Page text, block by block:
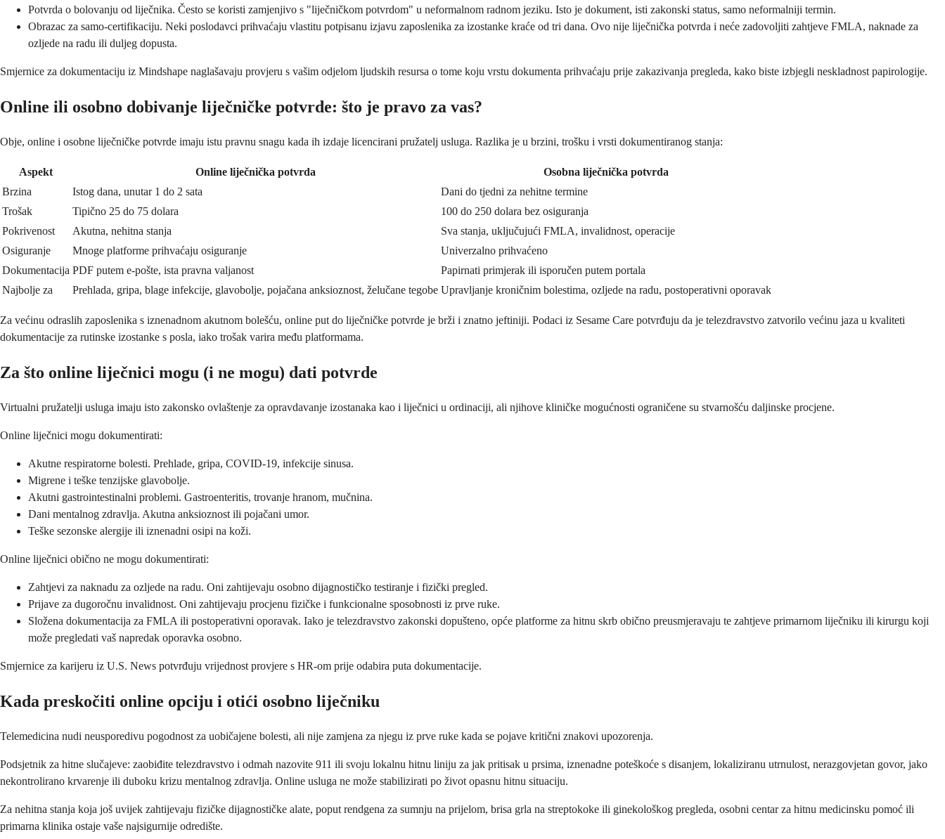
Potvrda o bolovanju od liječnika. Često se koristi zamjenjivo s "liječničkom potvrdom" u neformalnom radnom jeziku. Isto je dokument, isti zakonski status, samo neformalniji termin.
Obrazac za samo-certifikaciju. Neki poslodavci prihvaćaju vlastitu potpisanu izjavu zaposlenika za izostanke kraće od tri dana. Ovo nije liječnička potvrda i neće zadovoljiti zahtjeve FMLA, naknade za
ozljede na radu ili duljeg dopusta.
Smjernice za dokumentaciju iz Mindshape naglašavaju provjeru s vašim odjelom ljudskih resursa o tome koju vrstu dokumenta prihvaćaju prije zakazivanja pregleda, kako biste izbjegli neskladnost papirologije.
Online ili osobno dobivanje liječničke potvrde: što je pravo za vas?
Obje, online i osobne liječničke potvrde imaju istu pravnu snagu kada ih izdaje licencirani pružatelj usluga. Razlika je u brzini, trošku i vrsti dokumentiranog stanja:
Aspekt Online liječnička potvrda
Osobna liječnička potvrda
Brzina
Istog dana, unutar 1 do 2 sata
Dani do tjedni za nehitne termine
Trošak
Tipično 25 do 75 dolara
100 do 250 dolara bez osiguranja
Pokrivenost
Akutna, nehitna stanja
Sva stanja, uključujući FMLA, invalidnost, operacije
Osiguranje
Mnoge platforme prihvaćaju osiguranje
Univerzalno prihvaćeno
Dokumentacija PDF putem e-pošte, ista pravna valjanost
Papirnati primjerak ili isporučen putem portala
Najbolje za
Prehlada, gripa, blage infekcije, glavobolje, pojačana anksioznost, želučane tegobe Upravljanje kroničnim bolestima, ozljede na radu, postoperativni oporavak
Za većinu odraslih zaposlenika s iznenadnom akutnom bolešću, online put do liječničke potvrde je brži i znatno jeftiniji. Podaci iz Sesame Care potvrđuju da je telezdravstvo zatvorilo većinu jaza u kvaliteti
dokumentacije za rutinske izostanke s posla, iako trošak varira među platformama.
Za što online liječnici mogu (i ne mogu) dati potvrde
Virtualni pružatelji usluga imaju isto zakonsko ovlaštenje za opravdavanje izostanaka kao i liječnici u ordinaciji, ali njihove kliničke mogućnosti ograničene su stvarnošću daljinske procjene.
Online liječnici mogu dokumentirati:
Akutne respiratorne bolesti. Prehlade, gripa, COVID-19, infekcije sinusa.
Migrene i teške tenzijske glavobolje.
Akutni gastrointestinalni problemi. Gastroenteritis, trovanje hranom, mučnina.
Dani mentalnog zdravlja. Akutna anksioznost ili pojačani umor.
Teške sezonske alergije ili iznenadni osipi na koži.
Online liječnici obično ne mogu dokumentirati:
Zahtjevi za naknadu za ozljede na radu. Oni zahtijevaju osobno dijagnostičko testiranje i fizički pregled.
Prijave za dugoročnu invalidnost. Oni zahtijevaju procjenu fizičke i funkcionalne sposobnosti iz prve ruke.
Složena dokumentacija za FMLA ili postoperativni oporavak. Iako je telezdravstvo zakonski dopušteno, opće platforme za hitnu skrb obično preusmjeravaju te zahtjeve primarnom liječniku ili kirurgu koji
može pregledati vaš napredak oporavka osobno.
Smjernice za karijeru iz U.S. News potvrđuju vrijednost provjere s HR-om prije odabira puta dokumentacije.
Kada preskočiti online opciju i otići osobno liječniku
Telemedicina nudi neusporedivu pogodnost za uobičajene bolesti, ali nije zamjena za njegu iz prve ruke kada se pojave kritični znakovi upozorenja.
Podsjetnik za hitne slučajeve: zaobiđite telezdravstvo i odmah nazovite 911 ili svoju lokalnu hitnu liniju za jak pritisak u prsima, iznenadne poteškoće s disanjem, lokaliziranu utrnulost, nerazgovjetan govor, jako
nekontrolirano krvarenje ili duboku krizu mentalnog zdravlja. Online usluga ne može stabilizirati po život opasnu hitnu situaciju.
Za nehitna stanja koja još uvijek zahtijevaju fizičke dijagnostičke alate, poput rendgena za sumnju na prijelom, brisa grla na streptokoke ili ginekološkog pregleda, osobni centar za hitnu medicinsku pomoć ili
primarna klinika ostaje vaše najsigurnije odredište.